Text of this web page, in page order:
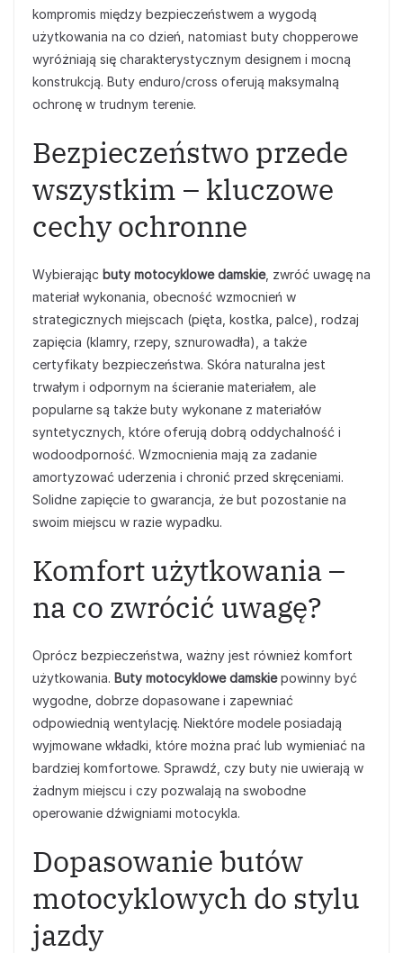
kompromis między bezpieczeństwem a wygodą
użytkowania na co dzień, natomiast buty chopperowe
wyróżniają się charakterystycznym designem i mocną
konstrukcją. Buty enduro/cross oferują maksymalną
ochronę w trudnym terenie.
Bezpieczeństwo przede
wszystkim – kluczowe
cechy ochronne
Wybierając buty motocyklowe damskie, zwróć uwagę na
materiał wykonania, obecność wzmocnień w
strategicznych miejscach (pięta, kostka, palce), rodzaj
zapięcia (klamry, rzepy, sznurowadła), a także
certyfikaty bezpieczeństwa. Skóra naturalna jest
trwałym i odpornym na ścieranie materiałem, ale
popularne są także buty wykonane z materiałów
syntetycznych, które oferują dobrą oddychalność i
wodoodporność. Wzmocnienia mają za zadanie
amortyzować uderzenia i chronić przed skręceniami.
Solidne zapięcie to gwarancja, że but pozostanie na
swoim miejscu w razie wypadku.
Komfort użytkowania –
na co zwrócić uwagę?
Oprócz bezpieczeństwa, ważny jest również komfort
użytkowania. Buty motocyklowe damskiepowinny być
wygodne, dobrze dopasowane i zapewniać
odpowiednią wentylację. Niektóre modele posiadają
wyjmowane wkładki, które można prać lub wymieniać na
bardziej komfortowe. Sprawdź, czy buty nie uwierają w
żadnym miejscu i czy pozwalają na swobodne
operowanie dźwigniami motocykla.
Dopasowanie butów
motocyklowych do stylu
jazdy